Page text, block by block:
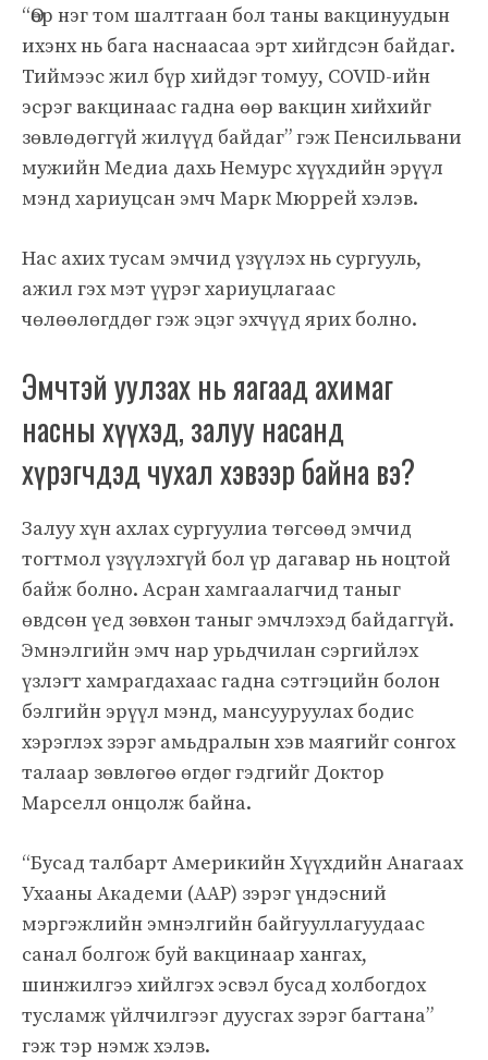
“Өөр нэг том шалтгаан бол таны вакцинуудын
ихэнх нь бага наснаасаа эрт хийгдсэн байдаг.
Тиймээс жил бүр хийдэг томуу, COVID-ийн
эсрэг вакцинаас гадна өөр вакцин хийхийг
зөвлөдөггүй жилүүд байдаг” гэж Пенсильвани
мужийн Медиа дахь Немурс хүүхдийн эрүүл
мэнд хариуцсан эмч Марк Мюррей хэлэв.
Нас ахих тусам эмчид үзүүлэх нь сургууль,
ажил гэх мэт үүрэг хариуцлагаас
чөлөөлөгддөг гэж эцэг эхчүүд ярих болно.
Эмчтэй уулзах нь яагаад ахимаг
насны хүүхэд, залуу насанд
хүрэгчдэд чухал хэвээр байна вэ?
Залуу хүн ахлах сургуулиа төгсөөд эмчид
тогтмол үзүүлэхгүй бол үр дагавар нь ноцтой
байж болно. Асран хамгаалагчид таныг
өвдсөн үед зөвхөн таныг эмчлэхэд байдаггүй.
Эмнэлгийн эмч нар урьдчилан сэргийлэх
үзлэгт хамрагдахаас гадна сэтгэцийн болон
бэлгийн эрүүл мэнд, мансууруулах бодис
хэрэглэх зэрэг амьдралын хэв маягийг сонгох
талаар зөвлөгөө өгдөг гэдгийг Доктор
Марселл онцолж байна.
“Бусад талбарт Америкийн Хүүхдийн Анагаах
Ухааны Академи (AAP) зэрэг үндэсний
мэргэжлийн эмнэлгийн байгууллагуудаас
санал болгож буй вакцинаар хангах,
шинжилгээ хийлгэх эсвэл бусад холбогдох
тусламж үйлчилгээг дуусгах зэрэг багтана”
гэж тэр нэмж хэлэв.